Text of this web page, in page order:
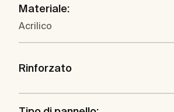
Materiale:
Acrilico
Rinforzato